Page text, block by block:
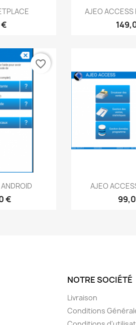
rapide 
AJEO ACCESS
rapide
€
favorite_border

AJEO
NOTRE SOCIÉTÉ
Livraison
Conditions